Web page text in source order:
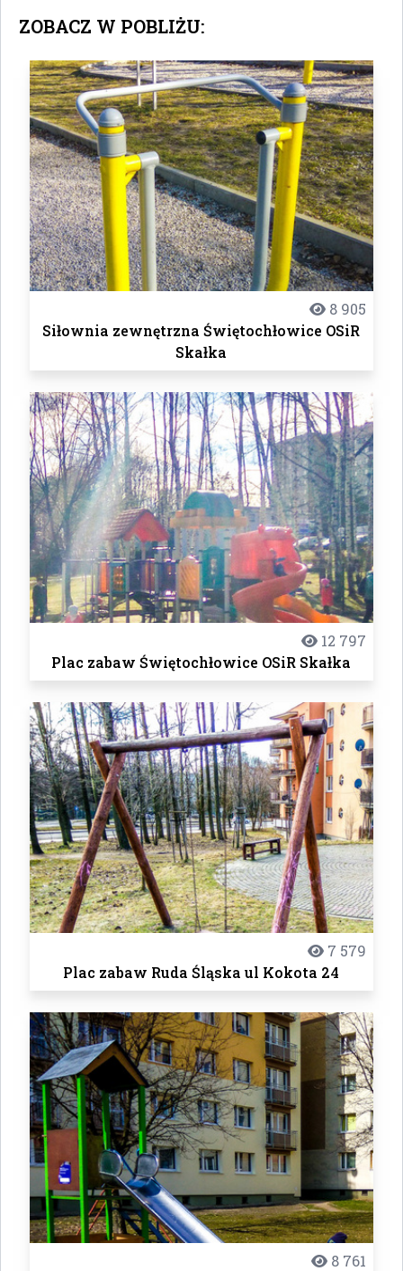
ZOBACZ W POBLIŻU:
8 905
Siłownia zewnętrzna Świętochłowice OSiR
Skałka
12 797
Plac zabaw Świętochłowice OSiR Skałka
7 579
Plac zabaw Ruda Śląska ul Kokota 24
8 761